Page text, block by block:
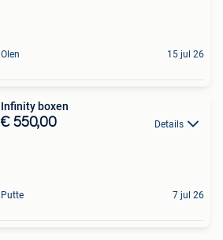
Olen 15 jul 26
Infinity boxen
€ 550,00 Details
Putte 7 jul 26